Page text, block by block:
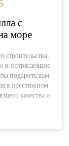
с
море
строительства,
и потрясающие
подарить вам
в престижном
качества и